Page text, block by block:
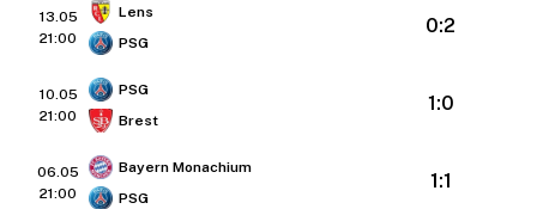
13.05
21:00
Lens
PSG
0:2
10.05
21:00
PSG
Brest
1:0
06.05
21:00
Bayern Monachium
PSG
1:1